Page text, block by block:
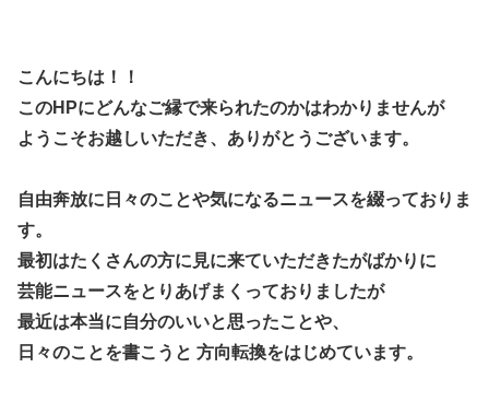
こんにちは！！
このHPにどんなご縁で来られたのかはわかりませんが
ようこそお越しいただき、ありがとうございます。
自由奔放に日々のことや気になるニュースを綴っておりま
す。
最初はたくさんの方に見に来ていただきたがばかりに
芸能ニュースをとりあげまくっておりましたが
最近は本当に自分のいいと思ったことや、
日々のことを書こうと 方向転換をはじめています。